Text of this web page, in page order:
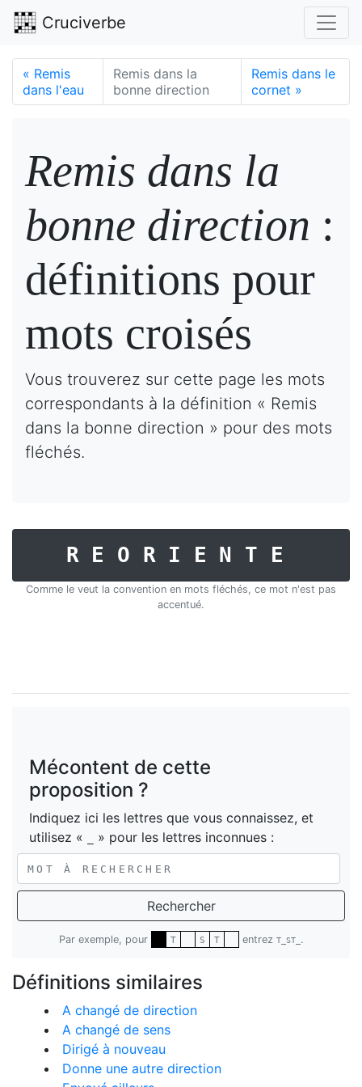
Cruciverbe
« Remis
dans l'eau
Remis dans la
bonne direction
Remis dans le
cornet »
Remis dans la
bonne direction :
définitions pour
mots croisés
Vous trouverez sur cette page les mots
correspondants à la définition « Remis
dans la bonne direction » pour des mots
fléchés.
REORIENTE
Comme le veut la convention en mots fléchés, ce mot n'est pas
accentué.
Mécontent de cette
proposition ?
Indiquez ici les lettres que vous connaissez, et
utilisez «
» pour les lettres inconnues :
Rechercher
Par exemple, pour T S T entrez T_ST_ .
Définitions similaires
A changé de direction
A changé de sens
Dirigé à nouveau
Donne une autre direction